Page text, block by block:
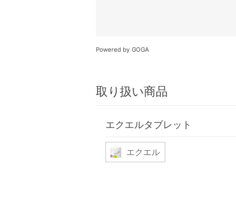
Powered by GOGA
取り扱い商品
エクエルタブレット
エクエル